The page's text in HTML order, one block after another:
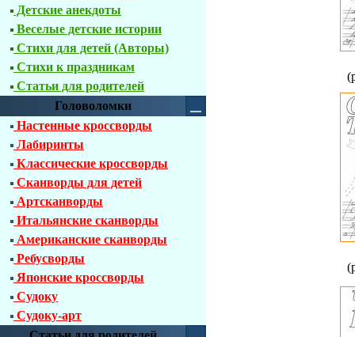
Детские анекдоты
Веселые детские истории
Стихи для детей (Авторы)
Стихи к праздникам
Статьи для родителей
Головоломки
Настенные кроссворды
Лабиринты
Классические кроссворды
Сканворды для детей
Артсканворды
Итальянские сканворды
Американские сканворды
Ребусворды
Японские кроссворды
Судоку
Судоку-арт